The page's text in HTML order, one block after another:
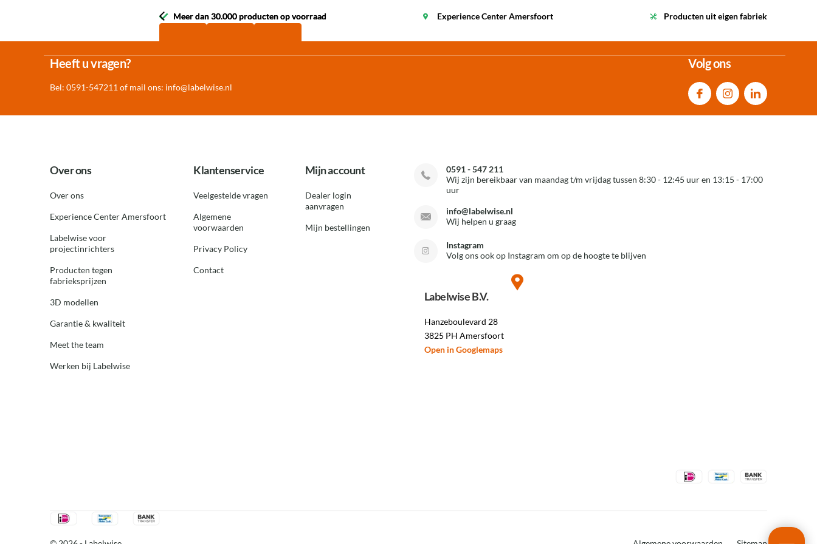
Meer dan 30.000 producten op voorraad Experience Center Amersfoort Producten uit eigen fabriek
Meer dan 30.000 producten op voorraad
Heeft u vragen?
Bel: 0591-547211 of mail ons: info@labelwise.nl
Volg ons
Over ons
Over ons
Experience Center Amersfoort
Labelwise voor
projectinrichters
Producten tegen
fabrieksprijzen
3D modellen
Garantie & kwaliteit
Meet the team
Werken bij Labelwise
Klantenservice
Veelgestelde vragen
Algemene
voorwaarden
Privacy Policy
Contact
Mijn account
Dealer login
aanvragen
Mijn bestellingen
0591 - 547 211
Wij zijn bereikbaar van maandag t/m vrijdag tussen 8:30 - 12:45 uur en 13:15 - 17:00
uur
info@labelwise.nl
Wij helpen u graag
Instagram
Volg ons ook op Instagram om op de hoogte te blijven
Labelwise B.V.
Hanzeboulevard 28
3825 PH Amersfoort
Open in Googlemaps